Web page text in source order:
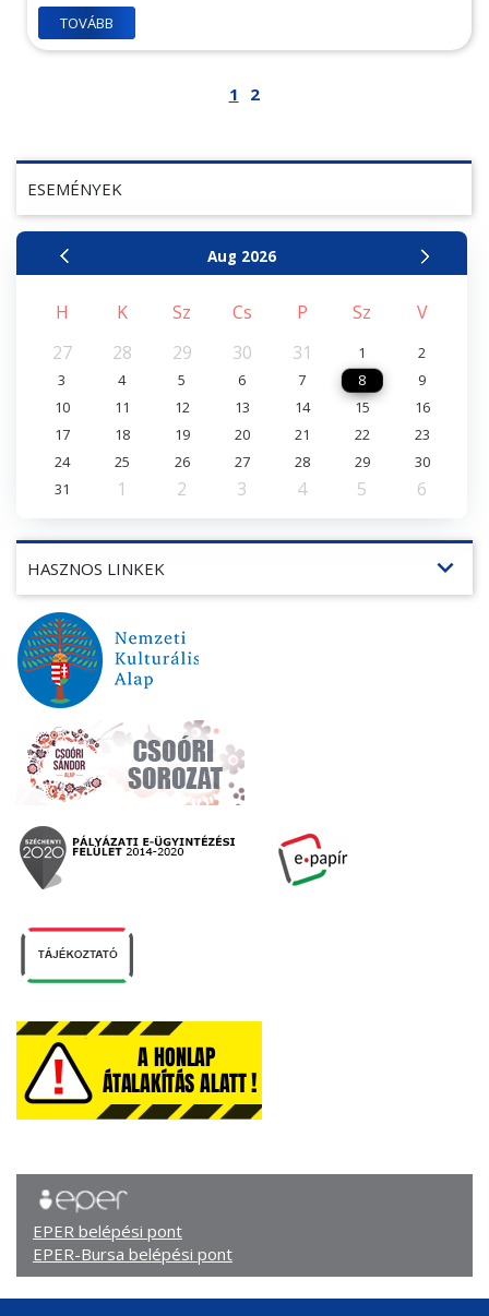
ESEMÉNYEK
Aug 2026
H K Sz Cs P Sz
V
27
28 29 30 31 1
2
3
4 5 6 7 8
9
10
11 12 13 14 15
16
17
18 19 20 21 22
23
24
25 26 27 28 29
30
31
1 2 3 4 5 6
EPER belépési pont
EPER-Bursa belépési pont
HASZNOS LINKEK expand_more
TOVÁBB
1 2